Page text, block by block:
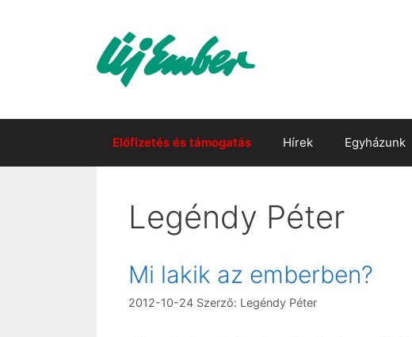
Előfizetés és támogatás Hírek Egyházunk
Legéndy Péter
Mi lakik az emberben?
2012-10-24 Szerző: Legéndy Péter